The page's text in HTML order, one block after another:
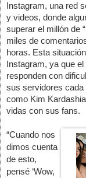
Instagram, una red
y videos, donde
superar el millón de
miles de
horas. Esta
Instagram, ya que
responden con
sus servidores cada
como Kim
vidas con sus fans.
“Cuando nos
dimos cuenta
de esto,
pensé ‘Wow,